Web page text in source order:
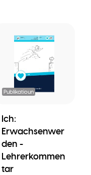
Publikatioun
Ich:
Erwachsenwer
den -
Lehrerkommen
tar